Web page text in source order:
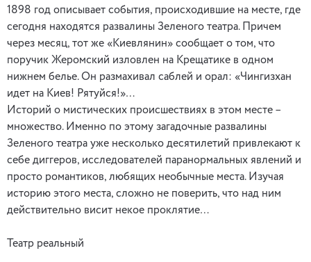
1898 год описывает события, происходившие на месте, где
сегодня находятся развалины Зеленого театра. Причем
через месяц, тот же «Киевлянин» сообщает о том, что
поручик Жеромский изловлен на Крещатике в одном
нижнем белье. Он размахивал саблей и орал: «Чингизхан
идет на Киев! Рятуйся!»…
Историй о мистических происшествиях в этом месте –
множество. Именно по этому загадочные развалины
Зеленого театра уже несколько десятилетий привлекают к
себе диггеров, исследователей паранормальных явлений и
просто романтиков, любящих необычные места. Изучая
историю этого места, сложно не поверить, что над ним
действительно висит некое проклятие…
Театр реальный